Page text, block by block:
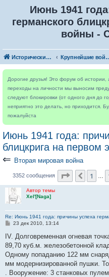
Июнь 1941
германского
войны -
Исторический форум
Дорогие друзья! Это форум об
переходы на личности мы выносим
следуют блокировки (от одного дня до
неприятно это делать, но приходится.
пожалуйста
Июнь 1941 года:
блицкрига на первом
⇐ Вторая мировая война
3352 сообщения Страница
Пред.
1
Автор темы
Xel'[Naga]
Re: Июнь 1941 года: причины успеха
С
о
щ
е
н
и
е
23 дек 2010, 13:14
IV. Долговременная огневая
89,70 куб.м. железобетонной
Одному попаданию 122 мм
мм модернизированной пушки.
. Вооружение: 3 станковых